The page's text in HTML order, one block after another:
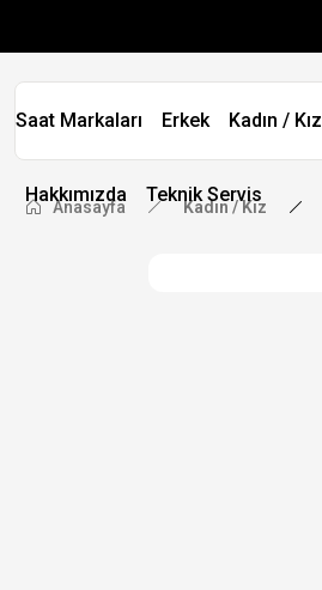
Saat Markaları Erkek Kadın / Kız
Hakkımızda Teknik Servis
Anasayfa Kadın / Kız